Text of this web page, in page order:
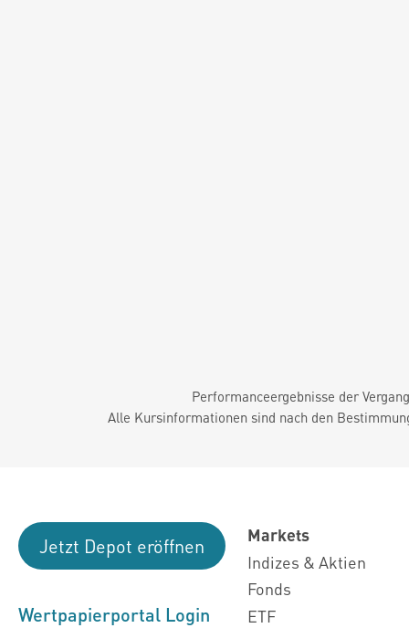
Performanceergebnisse der
Alle Kursinformationen sind nach den
Jetzt Depot eröffnen
Wertpapierportal Login
Markets
Indizes & Aktien
Fonds
ETF